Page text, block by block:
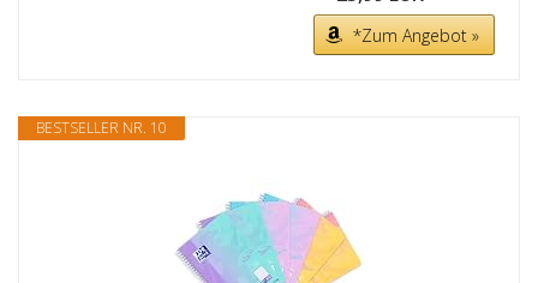
*Zum Angebot »
BESTSELLER NR. 10